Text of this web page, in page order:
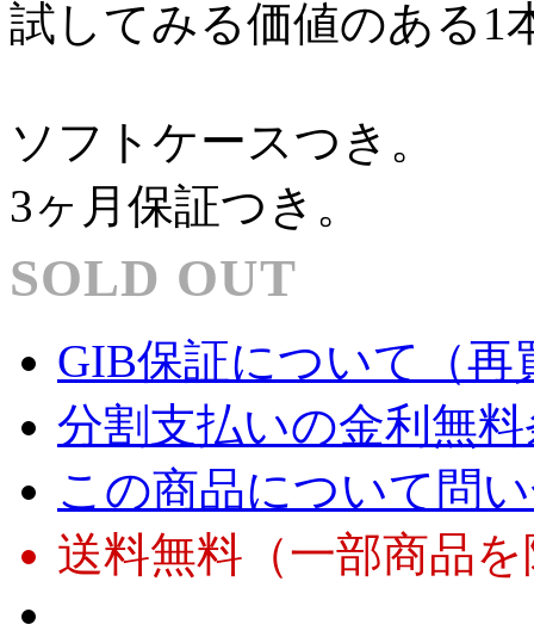
試してみる価値のある1
ソフトケースつき。
3ヶ月保証つき。
SOLD OUT
GIB保証について（再
分割支払いの金利無
この商品について問
送料無料（一部商品